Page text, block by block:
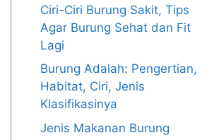
Ciri-Ciri Burung Sakit, Tips
Agar Burung Sehat dan Fit
Lagi
Burung Adalah: Pengertian,
Habitat, Ciri, Jenis
Klasifikasinya
Jenis Makanan Burung